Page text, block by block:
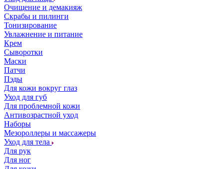
Очищение и демакияж
Скрабы и пилинги
Тонизирование
Увлажнение и питание
Крем
Сыворотки
Маски
Патчи
Пэды
Для кожи вокруг глаз
Уход для губ
Для проблемной кожи
Антивозрастной уход
Наборы
Мезороллеры и массажеры
Уход для тела
Для рук
Для ног